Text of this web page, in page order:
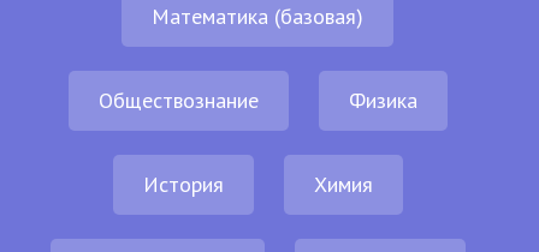
Математика (базовая)
Обществознание Физика
История Химия